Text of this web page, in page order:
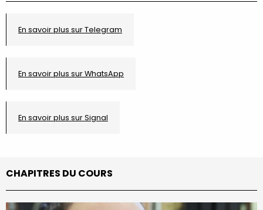
En savoir plus sur Telegram
En savoir plus sur WhatsApp
En savoir plus sur Signal
CHAPITRES DU COURS